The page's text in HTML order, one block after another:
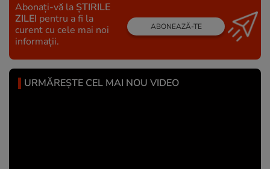
Abonați-vă la ȘTIRILE
ZILEI pentru a fi la
curent cu cele mai noi
informații.
ABONEAZĂ-TE
URMĂREȘTE CEL MAI NOU VIDEO